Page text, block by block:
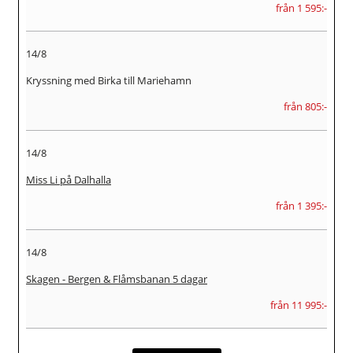
från 1 595:-
14/8
Kryssning med Birka till Mariehamn
från 805:-
14/8
Miss Li på Dalhalla
från 1 395:-
14/8
Skagen - Bergen & Flåmsbanan 5 dagar
från 11 995:-